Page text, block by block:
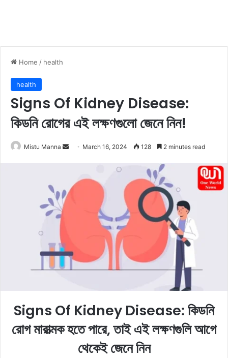
Home / health
health
Signs Of Kidney Disease:
কিডনি রোগের এই লক্ষণগুলো জেনে নিন!
Mistu Manna
i
l
March 16, 2024 128 2 minutes read
Signs Of Kidney Disease: কিডনি
রোগ মারাত্মক হতে পারে, তাই এই লক্ষণগুলি আগে
থেকেই জেনে নিন